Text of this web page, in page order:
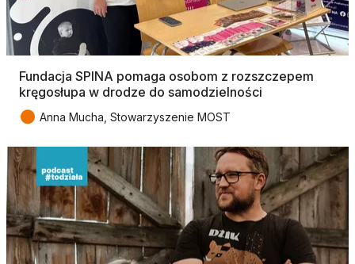
Fundacja SPINA pomaga osobom z rozszczepem
kręgosłupa w drodze do samodzielności
● Anna Mucha, Stowarzyszenie MOST